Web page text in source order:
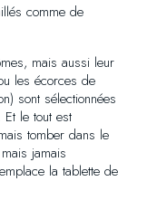
comme de
mais aussi leur
les écorces de
sont sélectionnées
le tout est
tomber dans le
jamais
la tablette de